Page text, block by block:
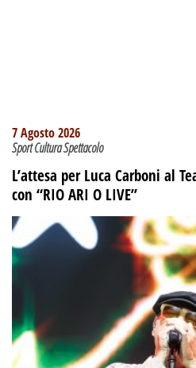
7 Agosto 2026
Sport Cultura Spettacolo
L’attesa per Luca Carboni al
con “RIO ARI O LIVE”